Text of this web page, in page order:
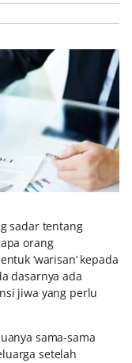
sadar tentang
orang
‘warisan’ kepada
dasarnya ada
jiwa yang perlu
sama-sama
setelah